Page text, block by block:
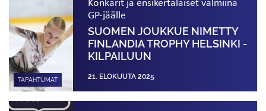
TAPAHTUMAT
GP-jäälle
SUOMEN JOUKKUE NIMETTY
FINLANDIA TROPHY HELSINKI -
KILPAILUUN
21. ELOKUUTA 2025